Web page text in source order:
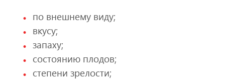
по внешнему виду;
вкусу;
запаху;
состоянию плодов;
степени зрелости;